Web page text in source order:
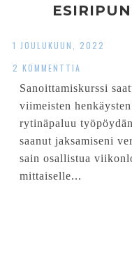
1 JOULUKUUN, 2022
2 KOMMENTTIA
Sanoittamiskurssi
viimeisten
rytinäpaluu
saanut jaksamiseni
sain osallistua
mittaiselle...